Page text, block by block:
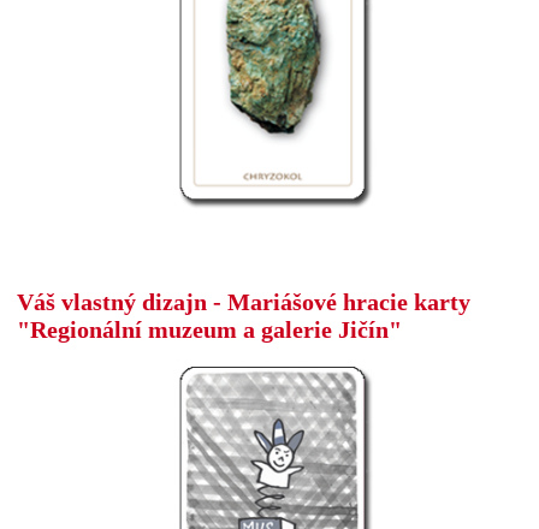
Váš vlastný dizajn - Mariášové hracie karty
"Regionální muzeum a galerie Jičín"